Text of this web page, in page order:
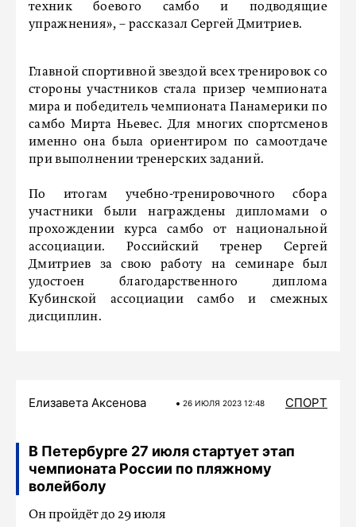
техник боевого самбо и подводящие
упражнения», – рассказал Сергей Дмитриев.
Главной спортивной звездой всех тренировок со
стороны участников стала призер чемпионата
мира и победитель чемпионата Панамерики по
самбо Мирта Ньевес. Для многих спортсменов
именно она была ориентиром по самоотдаче
при выполнении тренерских заданий.
По итогам учебно-тренировочного сбора
участники были награждены дипломами о
прохождении курса самбо от национальной
ассоциации. Российский тренер Сергей
Дмитриев за свою работу на семинаре был
удостоен благодарственного диплома
Кубинской ассоциации самбо и смежных
дисциплин.
Елизавета Аксенова 26 ИЮЛЯ 2023 12:48 СПОРТ
В Петербурге 27 июля стартует этап
чемпионата России по пляжному
волейболу
Он пройдёт до 29 июля